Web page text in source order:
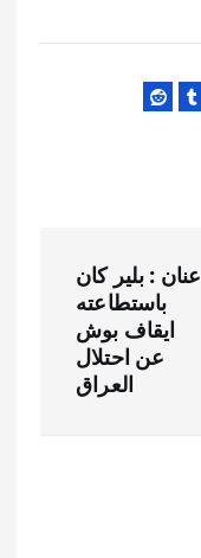
عنان : بلير كان
باستطاعته
ايقاف بوش
عن احتلال
العراق